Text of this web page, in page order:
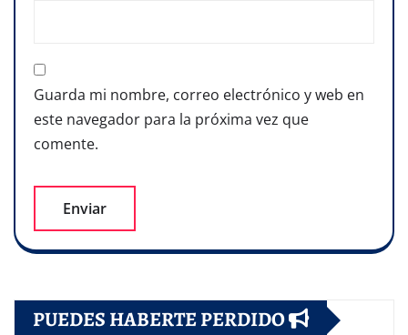
Guarda mi nombre, correo electrónico y web en
este navegador para la próxima vez que
comente.
PUEDES HABERTE PERDIDO